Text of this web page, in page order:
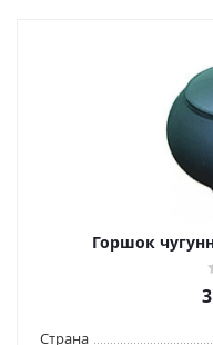
Горшок
Страна